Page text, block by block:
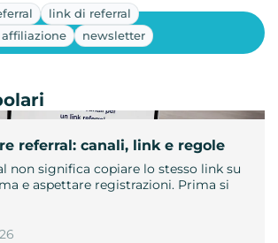
link di referral
newsletter
referral: canali, link e regole
non significa copiare lo stesso link su
e aspettare registrazioni. Prima si
Mostra altri